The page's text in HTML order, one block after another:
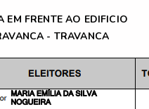
EM FRENTE AO EDIFICIO
- TRAVANCA